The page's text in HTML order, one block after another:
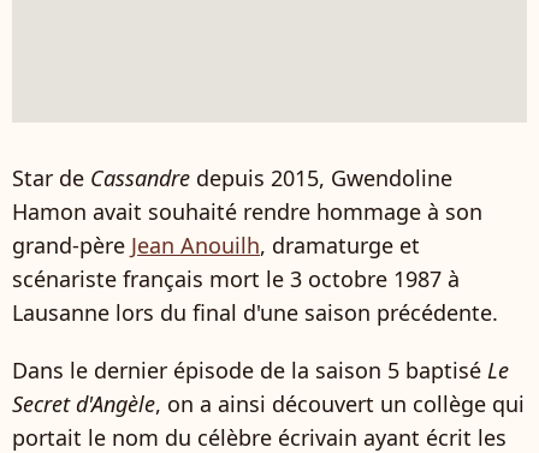
Star de Cassandre depuis 2015, Gwendoline
Hamon avait souhaité rendre hommage à son
grand-père Jean Anouilh, dramaturge et
scénariste français mort le 3 octobre 1987 à
Lausanne lors du final d'une saison précédente.
Dans le dernier épisode de la saison 5 baptisé Le
Secret d'Angèle, on a ainsi découvert un collège qui
portait le nom du célèbre écrivain ayant écrit les